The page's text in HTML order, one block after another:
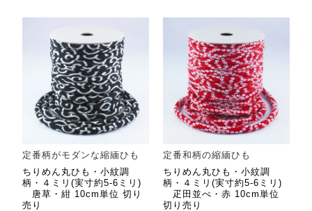
定番柄がモダンな縮緬ひも
ちりめん丸ひも・小紋調
柄・４ミリ(実寸約5-6ミリ)
唐草・紺 10cm単位 切り
売り
定番和柄の縮緬ひも
ちりめん丸ひも・小紋調
柄・４ミリ(実寸約5-6ミリ)
疋田並べ・赤 10cm単位
切り売り